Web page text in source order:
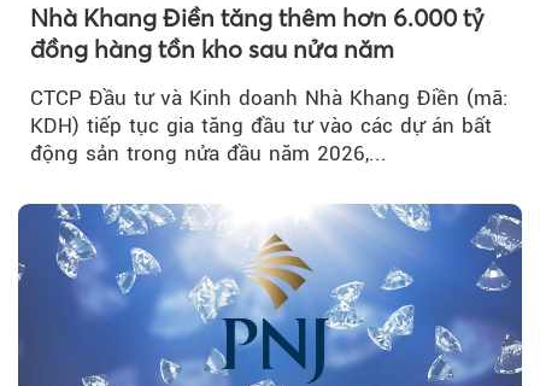
Nhà Khang Điền tăng thêm hơn 6.000 tỷ
đồng hàng tồn kho sau nửa năm
CTCP Đầu tư và Kinh doanh Nhà Khang Điền (mã:
KDH) tiếp tục gia tăng đầu tư vào các dự án bất
động sản trong nửa đầu năm 2026,...